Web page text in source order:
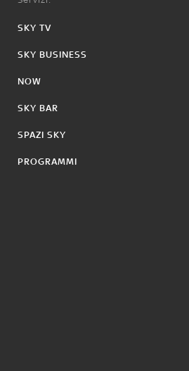
SKY TV
SKY BUSINESS
NOW
SKY BAR
SPAZI SKY
PROGRAMMI